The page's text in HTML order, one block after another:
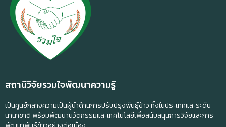
สถานีวิจัยรวมใจพัฒนาความรู้
เป็นศูนย์กลางความเป็นผู้นำด้านการปรับปรุงพันธุ์ข้าว ทั้งในประเทศและระดับ
นานาชาติ พร้อมพัฒนานวัตกรรมและเทคโนโลยีเพื่อสนับสนุนการวิจัยและการ